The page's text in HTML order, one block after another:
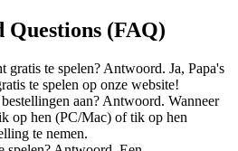
Questions (FAQ)
gratis te spelen? Antwoord. Ja, Papa's
te spelen op onze website!
aan? Antwoord. Wanneer
op hen (PC/Mac) of tik op hen
te nemen.